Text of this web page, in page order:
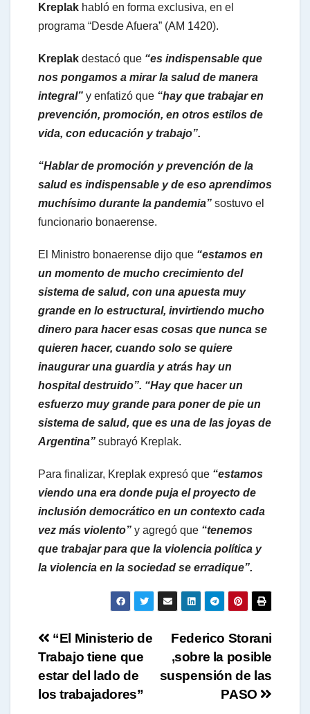
Kreplak habló en forma exclusiva, en el
programa “Desde Afuera” (AM 1420).
Kreplak destacó que “es indispensable que
nos pongamos a mirar la salud de manera
integral” y enfatizó que “hay que trabajar en
prevención, promoción, en otros estilos de
vida, con educación y trabajo”.
“Hablar de promoción y prevención de la
salud es indispensable y de eso aprendimos
muchísimo durante la pandemia” sostuvo el
funcionario bonaerense.
El Ministro bonaerense dijo que “estamos en
un momento de mucho crecimiento del
sistema de salud, con una apuesta muy
grande en lo estructural, invirtiendo mucho
dinero para hacer esas cosas que nunca se
quieren hacer, cuando solo se quiere
inaugurar una guardia y atrás hay un
hospital destruido”. “Hay que hacer un
esfuerzo muy grande para poner de pie un
sistema de salud, que es una de las joyas de
Argentina” subrayó Kreplak.
Para finalizar, Kreplak expresó que “estamos
viendo una era donde puja el proyecto de
inclusión democrático en un contexto cada
vez más violento” y agregó que “tenemos
que trabajar para que la violencia política y
la violencia en la sociedad se erradique”.
Navegación
de
entradas
Federico Storani
,sobre la posible
suspensión de las
PASO
“El Ministerio de
Trabajo tiene que
estar del lado de
los trabajadores”